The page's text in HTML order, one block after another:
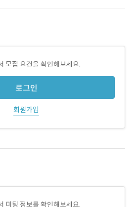
모집 요건을 확인해보세요.
로그인
회원가입
미팅 정보를 확인해보세요.